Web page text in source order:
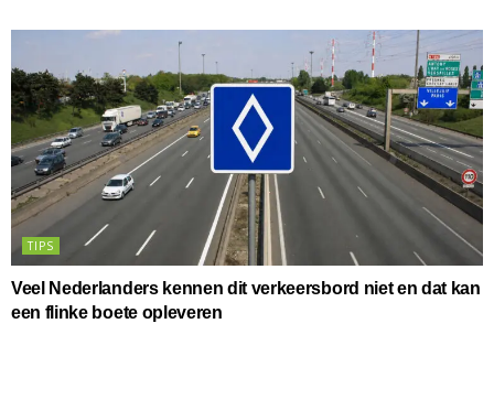
TIPS
Veel Nederlanders kennen dit verkeersbord niet en dat kan
een flinke boete opleveren